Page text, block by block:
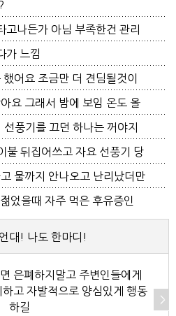
고나든가 아님 부족한건 관리
가 느낌
어요 조금만 더 견딤될것이
더니 동해쪽 사시나 보네요
비를 뿌려주고 그영향으로
어요 피곤할때는 쉬셔요 라
다 주구장창 라면으로 끼니
찮습니다
요 그래서 밤에 보임 온도 올
러니 여름감기도 잘걸리기도
날 힘들게 하는편이죠 그나
도 힘들때는 넘우울해요 그
이죠 내가 웃고다닌다고 다
그렇다고 모든사람을 다끊어
많이 나오는것보다 감기 걸리
지입니다
풍기를 끄던 하나는 꺼야지
가 26로 알고있는데 너무 낮
기세도 많이나오겠네요.
불 뒤집어쓰고 자요 선풍기 당
물까지 안나오고 난리났더만
짜지 이젠 여름이 살기 더 힘
어컨 밤새 돌리고하니요. 저는
돌리고 에어컨끄고 선풍기 두
.
었을때 자주 먹은 후유증인
입니다 ㅠㅠㅠㅠ
대! 나도 한마디!
은폐하지말고 주변인들에게
고 자발적으로 양심있게 행동
하길